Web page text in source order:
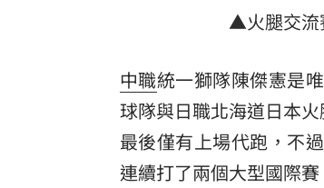
商場戰國來臨 台中「頂奢
「拍片人的多重宇宙」職涯
8國球員齊聚高雄
理想混蛋號召粉絲跨海追星
▲火腿交流
中職統一獅隊陳傑憲是
球隊與日職北海道日本
最後僅有上場代跑，不
連續打了兩個大型國際